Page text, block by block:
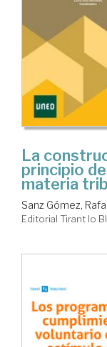
La
principio
materia
Sanz Gómez,
Editorial Tirant lo